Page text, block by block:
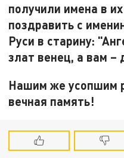
получили имена в
поздравить с
Руси в старину:
злат венец, а вам –
Нашим же усопшим
вечная память!